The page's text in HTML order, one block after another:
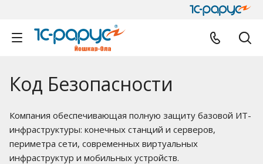
Код Безопасности
Компания обеспечивающая полную защиту базовой ИТ-
инфраструктуры: конечных станций и серверов,
периметра сети, современных виртуальных
инфраструктур и мобильных устройств.